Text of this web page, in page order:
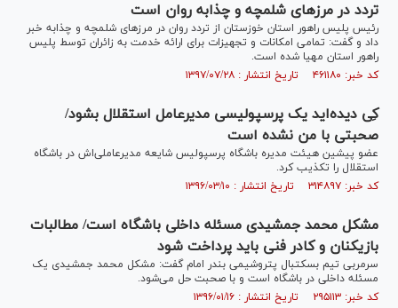
تردد در مرز‌های شلمچه و چذابه روان است
رئیس پلیس راهور استان خوزستان از تردد روان در مرز‌های شلمچه و چذابه خبر
داد و گفت: تمامی امکانات و تجهیزات برای ارائه خدمت به زائران توسط پلیس
راهور استان مهیا شده است.
کد خبر: ۴۶۱۱۸۰ تاریخ انتشار : ۱۳۹۷/۰۷/۲۸
کِی دیده‌اید یک پرسپولیسی مدیرعامل استقلال بشود/
صحبتی با من نشده است
عضو پیشین هیئت مدیره باشگاه پرسپولیس شایعه مدیرعاملی‌اش در باشگاه
استقلال را تکذیب کرد.
کد خبر: ۳۱۴۸۹۷ تاریخ انتشار : ۱۳۹۶/۰۳/۱۰
مشکل محمد جمشیدی مسئله داخلی باشگاه است/ مطالبات
بازیکنان و کادر فنی باید پرداخت شود
سرمربی تیم بسکتبال پتروشیمی بندر امام گفت: مشکل محمد جمشیدی یک
مسئله داخلی در باشگاه است و با صحبت حل می‌شود.
کد خبر: ۲۹۵۱۱۳ تاریخ انتشار : ۱۳۹۶/۰۱/۱۶